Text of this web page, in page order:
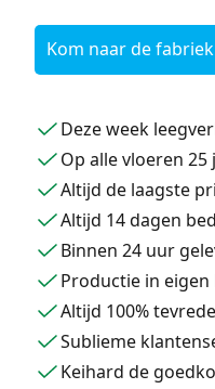
Kom naar de fabriek
Deze week
Op alle vloeren
Altijd de laagste
Altijd 14 dagen
Binnen 24 uur
Productie in eigen
Altijd 100%
Sublieme
Keihard de